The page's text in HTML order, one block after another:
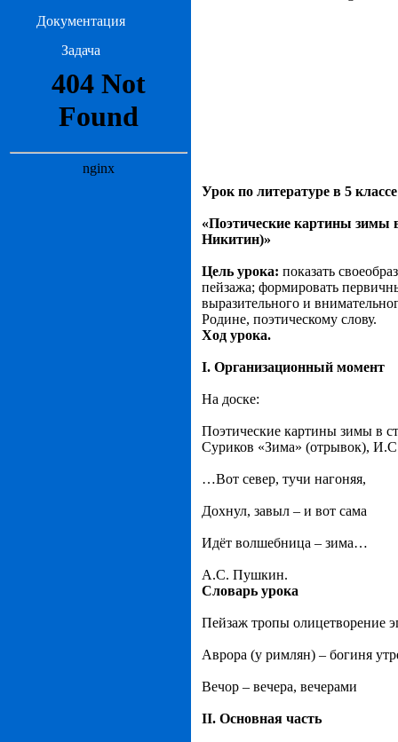
Документация
Задача
Урок по литературе в 5 классе
«Поэтические картины зимы
Никитин)»
Цель урока: показать
пейзажа; формировать
выразительного и
Родине, поэтическому слову.
Ход урока.
I. Организационный момент
На доске:
Поэтические картины зимы в
Суриков «Зима» (отрывок),
…Вот север, тучи нагоняя,
Дохнул, завыл – и вот сама
Идёт волшебница – зима…
А.С. Пушкин.
Словарь урока
Пейзаж тропы олицетворение
Аврора (у римлян) – богиня
Вечор – вечера, вечерами
II. Основная часть